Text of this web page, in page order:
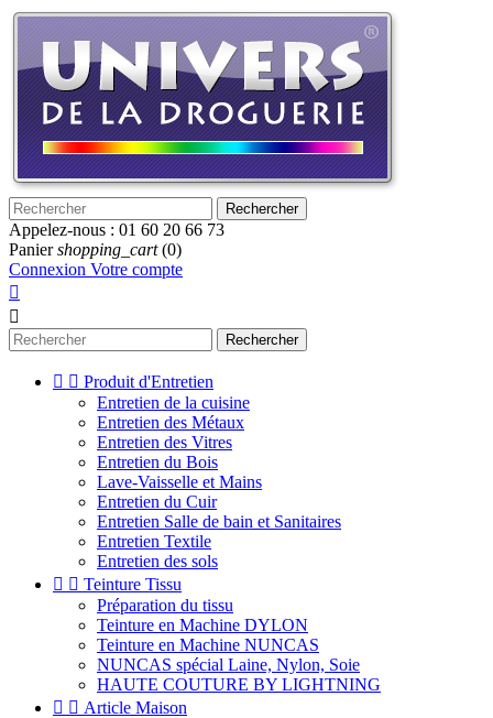
Rechercher
Appelez-nous : 01 60 20 66 73
Panier shopping_cart (0)
Connexion Votre compte


Rechercher
  Produit d'Entretien
Entretien de la cuisine
Entretien des Métaux
Entretien des Vitres
Entretien du Bois
Lave-Vaisselle et Mains
Entretien du Cuir
Entretien Salle de bain et Sanitaires
Entretien Textile
Entretien des sols
  Teinture Tissu
Préparation du tissu
Teinture en Machine DYLON
Teinture en Machine NUNCAS
NUNCAS spécial Laine, Nylon, Soie
HAUTE COUTURE BY LIGHTNING
  Article Maison